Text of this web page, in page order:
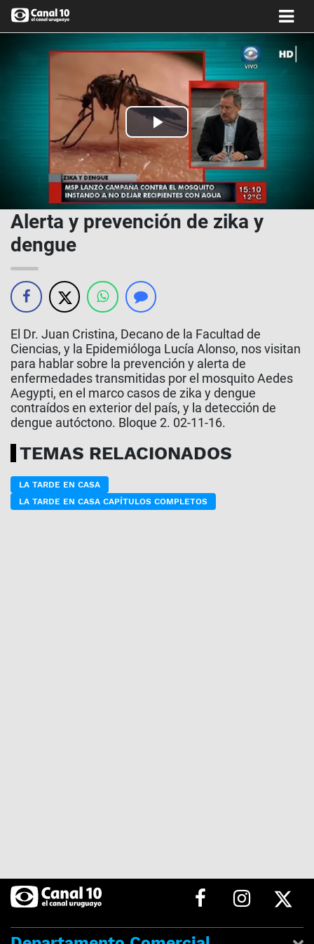
Play
Video
Alerta y prevención de zika y
dengue
El Dr. Juan Cristina, Decano de la Facultad de
Ciencias, y la Epidemióloga Lucía Alonso, nos visitan
para hablar sobre la prevención y alerta de
enfermedades transmitidas por el mosquito Aedes
Aegypti, en el marco casos de zika y dengue
contraídos en exterior del país, y la detección de
dengue autóctono. Bloque 2. 02-11-16.
TEMAS RELACIONADOS
LA TARDE EN CASA
LA TARDE EN CASA CAPÍTULOS COMPLETOS